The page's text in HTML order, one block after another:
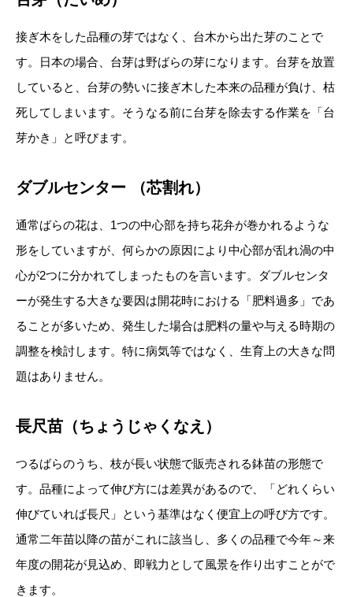
接ぎ木をした品種の芽ではなく、台木から出た芽のことで
す。日本の場合、台芽は野ばらの芽になります。台芽を放置
していると、台芽の勢いに接ぎ木した本来の品種が負け、枯
死してしまいます。そうなる前に台芽を除去する作業を「台
芽かき」と呼びます。
ダブルセンター （芯割れ）
通常ばらの花は、1つの中心部を持ち花弁が巻かれるような
形をしていますが、何らかの原因により中心部が乱れ渦の中
心が2つに分かれてしまったものを言います。ダブルセンタ
ーが発生する大きな要因は開花時における「肥料過多」であ
ることが多いため、発生した場合は肥料の量や与える時期の
調整を検討します。特に病気等ではなく、生育上の大きな問
題はありません。
長尺苗（ちょうじゃくなえ）
つるばらのうち、枝が長い状態で販売される鉢苗の形態で
す。品種によって伸び方には差異があるので、「どれくらい
伸びていれば長尺」という基準はなく便宜上の呼び方です。
通常二年苗以降の苗がこれに該当し、多くの品種で今年～来
年度の開花が見込め、即戦力として風景を作り出すことがで
きます。